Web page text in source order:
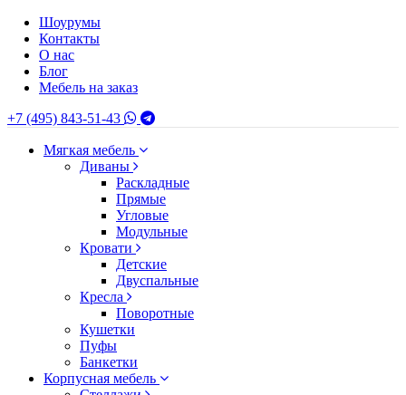
Шоурумы
Контакты
О нас
Блог
Мебель на заказ
+7 (495) 843-51-43
Мягкая мебель
Диваны
Раскладные
Прямые
Угловые
Модульные
Кровати
Детские
Двуспальные
Кресла
Поворотные
Кушетки
Пуфы
Банкетки
Корпусная мебель